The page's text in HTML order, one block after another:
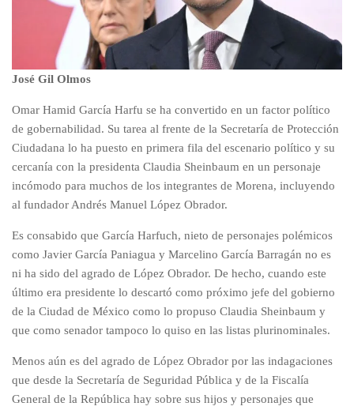
José Gil Olmos
Omar Hamid García Harfu se ha convertido en un factor político
de gobernabilidad. Su tarea al frente de la Secretaría de Protección
Ciudadana lo ha puesto en primera fila del escenario político y su
cercanía con la presidenta Claudia Sheinbaum en un personaje
incómodo para muchos de los integrantes de Morena, incluyendo
al fundador Andrés Manuel López Obrador.
Es consabido que García Harfuch, nieto de personajes polémicos
como Javier García Paniagua y Marcelino García Barragán no es
ni ha sido del agrado de López Obrador. De hecho, cuando este
último era presidente lo descartó como próximo jefe del gobierno
de la Ciudad de México como lo propuso Claudia Sheinbaum y
que como senador tampoco lo quiso en las listas plurinominales.
Menos aún es del agrado de López Obrador por las indagaciones
que desde la Secretaría de Seguridad Pública y de la Fiscalía
General de la República hay sobre sus hijos y personajes que